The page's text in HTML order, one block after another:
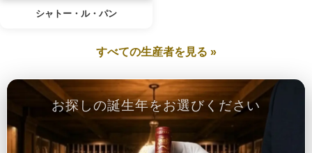
シャトー・ル・パン
すべての生産者を見る »
お探しの誕生年をお選びください